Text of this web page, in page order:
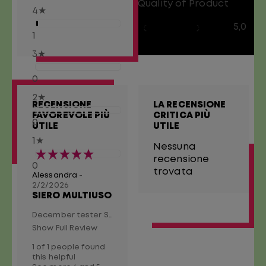
4 ★
1
3 ★
0
2 ★
0
1 ★
0
Quality of Product
5,0
RECENSIONE
FAVOREVOLE PIÙ
UTILE
Alessandra -
2/2/2026
SIERO MULTIUSO
Show Full Review
1 of 1 people found
this helpful
LA RECENSIONE
CRITICA PIÙ
UTILE
Nessuna
recensione
trovata